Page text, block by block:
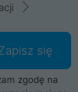
się
zgodę na